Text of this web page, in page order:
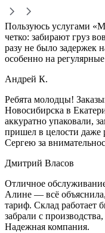
Пользуюсь услугами
четко: забирают груз
разу не было задержек
особенно на
Андрей К.
Ребята молодцы!
Новосибирска в
аккуратно упаковали,
пришел в целости даже
Сергею за
Дмитрий Власов
Отличное
Алине — всё
тариф. Склад работает
забрали с
Надежная компания.